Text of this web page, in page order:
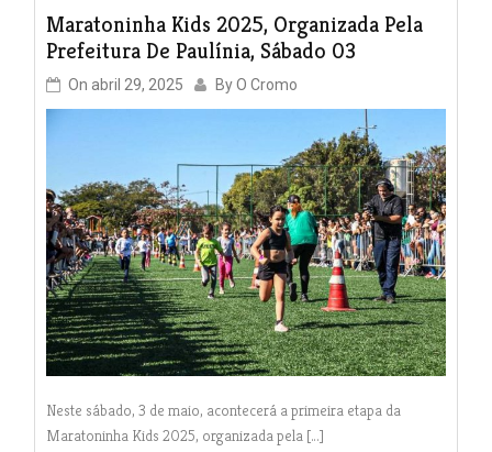
Maratoninha Kids 2025, Organizada Pela
Prefeitura De Paulínia, Sábado 03
On abril 29, 2025 ByO Cromo
Neste sábado, 3 de maio, acontecerá a primeira etapa da
Maratoninha Kids 2025, organizada pela […]